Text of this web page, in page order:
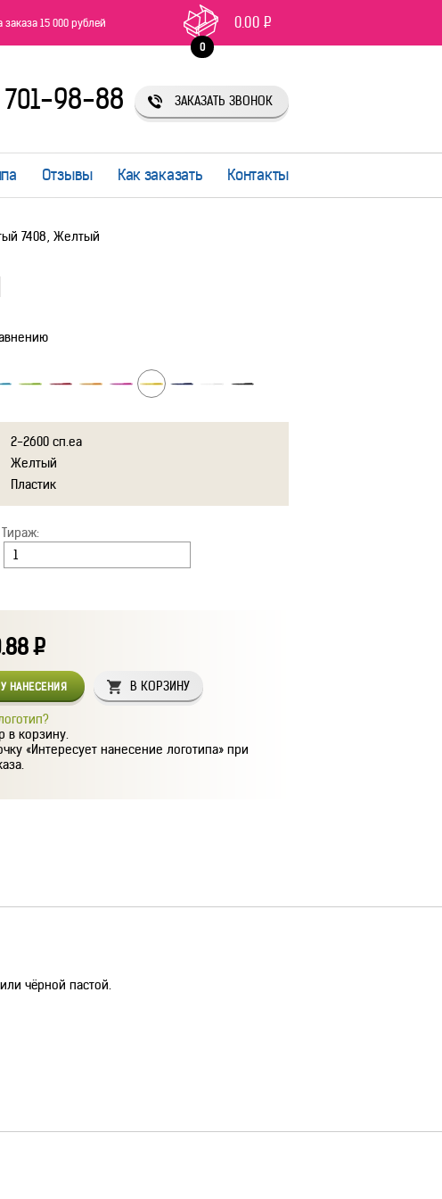
15 000 рублей
0
0.00 Р
701-98-88 ЗАКАЗАТЬ ЗВОНОК
Отзывы Как заказать Контакты
7408, Желтый
2-2600 сп.ea
Желтый
Пластик
Тираж:
Р
НАНЕСЕНИЯ В КОРЗИНУ
в корзину.
«Интересует нанесение логотипа» при
чёрной пастой.